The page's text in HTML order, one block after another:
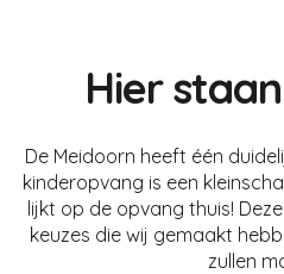
Hier
De Meidoorn heeft één
kinderopvang is een
lijkt op de opvang thuis!
keuzes die wij gemaakt
zullen